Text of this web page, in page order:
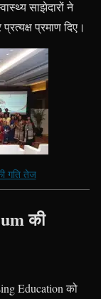
साझेदारों ने
प्रमाण दिए।
गति तेज
की
Education को